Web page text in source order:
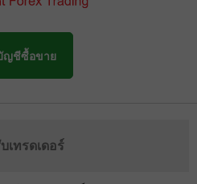
ญชีซื้อขาย
เทรดเดอร์